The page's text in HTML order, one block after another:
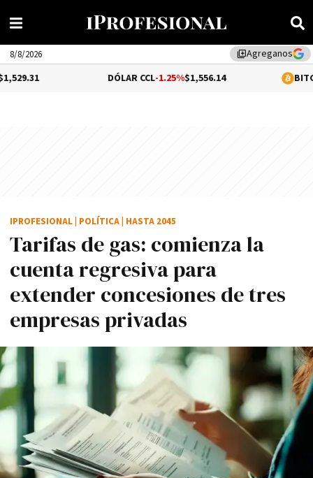
library_addAgreganos
8/8/2026
-1.25%$1,556.14 -0.02%
Tarifas de gas: comienza la
cuenta regresiva para
extender concesiones de tres
empresas privadas
IPROFESIONAL POLÍTICA HASTA 2045